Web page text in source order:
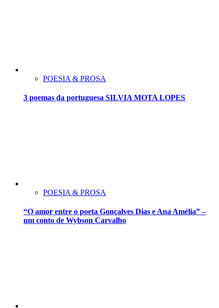
POESIA & PROSA
3 poemas da portuguesa SILVIA MOTA LOPES
POESIA & PROSA
“O amor entre o poeta Gonçalves Dias e Ana Amélia” –
um conto de Wybson Carvalho